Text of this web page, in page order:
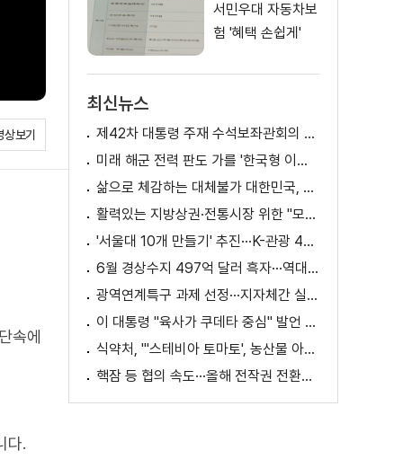
보기
속에
다.
서민우대 자동차보
험 '혜택 손쉽게'
최신뉴스
제42차 대통령 주재 수석보좌관회의 이재명 대통령 모두말씀
미래 해군 전력 판도 가를 '한국형 이지스구축함' 건조 본격화 [K-정책 사용법]
삶으로 체감하는 대체불가 대한민국, 무엇이 달라지나? [정.주.행]
활력있는 지방상권·전통시장 위한 "모두의 상권 추진전략"
'서울대 10개 만들기' 추진···K-관광 4천만 시대 준비
6월 경상수지 497억 달러 흑자···역대 최대
광역연계특구 과제 선정···지자체간 실증 협력 확대
이 대통령 "육사가 쿠데타 중심" 발언 의미는?
식약처, "'스테비아 토마토', 농산물 아닌 가공식품"
핵잠 등 협의 속도···올해 전작권 전환시기 결정 추진